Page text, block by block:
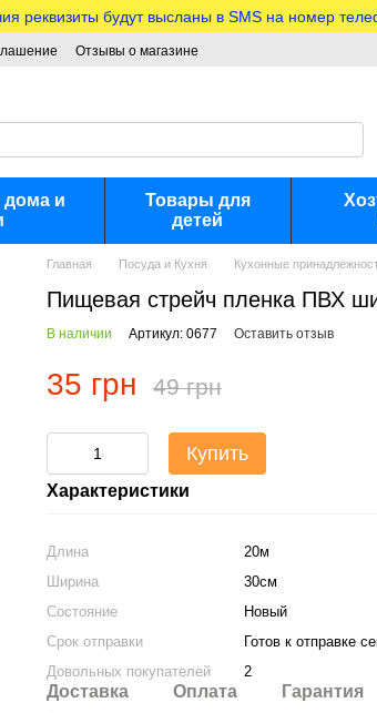
реквизиты будут высланы в SMS на номер
Отзывы о магазине
дома и
Товары для
детей
Главная Посуда и Кухня Кухонные
Пищевая стрейч пленка ПВХ
В наличии Артикул: 0677 Оставить отзыв
35 грн 49 грн
Купить
Характеристики
Длина
20м
Ширина
30см
Состояние
Новый
Срок отправки
Готов к отправке
Довольных покупателей
2
Доставка Оплата Гарантия